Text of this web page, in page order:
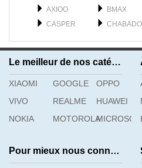
AXIOO
BMAX
CASPER
GETAC
GFL
H3C
HAIER
Le meilleur de nos catégories
XIAOMI GOOGLE
OPPO
VIVO
REALME
HUAWEI
NOKIA
MOTOROLA
Pour mieux nous connaître